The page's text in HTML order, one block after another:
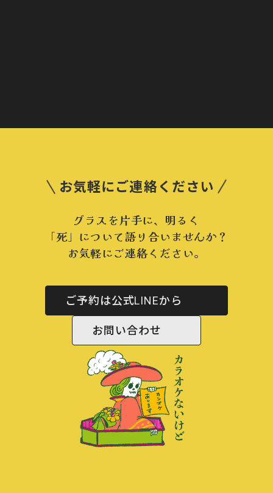
お気軽にご連絡ください
グラスを片手に、明るく
「死」について語り合いませんか？
お気軽にご連絡ください。
ご予約は公式LINEから
お問い合わせ